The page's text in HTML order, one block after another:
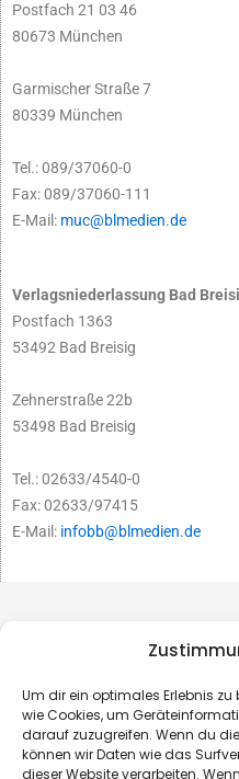
Um dir ein optimales Erlebnis
wie Cookies, um
darauf zuzugreifen. Wenn du
können wir Daten wie das
dieser Website verarbeiten.
Postfach 21 03 46
80673 München
Garmischer Straße 7
80339 München
Tel.: 089/37060-0
Fax: 089/37060-111
E-Mail: muc@blmedien.de
Verlagsniederlassung Bad
Postfach 1363
53492 Bad Breisig
Zehnerstraße 22b
53498 Bad Breisig
Tel.: 02633/4540-0
Fax: 02633/97415
E-Mail: infobb@blmedien.de